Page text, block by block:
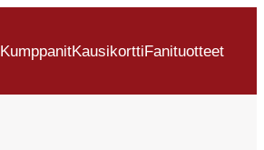
KumppanitKausikorttiFanituotteet